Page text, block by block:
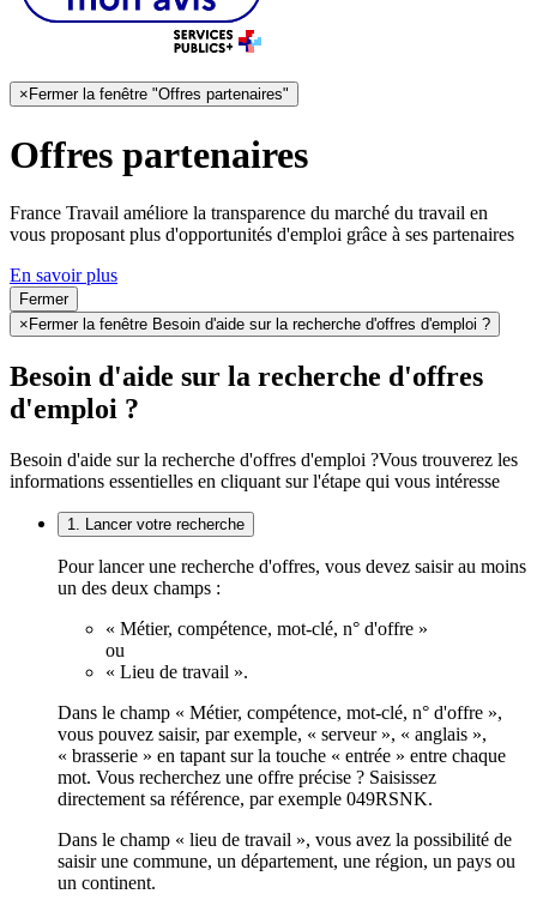
× Fermer la fenêtre "Offres partenaires"
Offres partenaires
France Travail améliore la transparence du marché du travail en
vous proposant plus d'opportunités d'emploi grâce à ses partenaires
En savoir plus
Fermer
× Fermer la fenêtre Besoin d'aide sur la recherche d'offres d'emploi ?
Besoin d'aide sur la recherche d'offres
d'emploi ?
Besoin d'aide sur la recherche d'offres d'emploi ?Vous trouverez les
informations essentielles en cliquant sur l'étape qui vous intéresse
1. Lancer votre recherche
Pour lancer une recherche d'offres, vous devez saisir au moins
un des deux champs :
« Métier, compétence, mot-clé, n° d'offre »
ou
« Lieu de travail ».
Dans le champ « Métier, compétence, mot-clé, n° d'offre »,
vous pouvez saisir, par exemple, « serveur », « anglais »,
« brasserie » en tapant sur la touche « entrée » entre chaque
mot. Vous recherchez une offre précise ? Saisissez
directement sa référence, par exemple 049RSNK.
Dans le champ « lieu de travail », vous avez la possibilité de
saisir une commune, un département, une région, un pays ou
un continent.